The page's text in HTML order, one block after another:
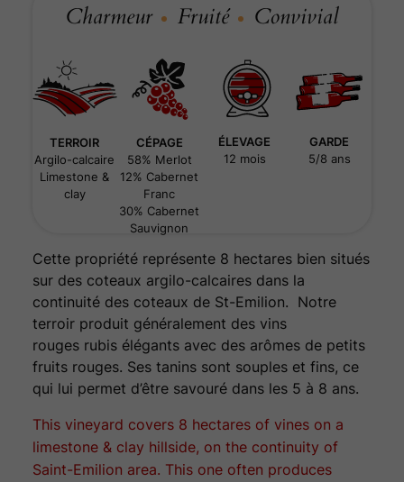
Charmeur Fruité Convivial
TERROIR
Argilo-calcaire
Limestone &
clay
CÉPAGE
58% Merlot
12% Cabernet
Franc
30% Cabernet
Sauvignon
ÉLEVAGE
12 mois
GARDE
5/8 ans
Cette propriété représente 8 hectares bien situés
sur des coteaux argilo-calcaires dans la
continuité des coteaux de St-Emilion. Notre
terroir produit généralement des vins
rouges rubis élégants avec des arômes de petits
fruits rouges. Ses tanins sont souples et fins, ce
qui lui permet d’être savouré dans les 5 à 8 ans.
This vineyard covers 8 hectares of vines on a
limestone & clay hillside, on the continuity of
Saint-Emilion area. This one often produces